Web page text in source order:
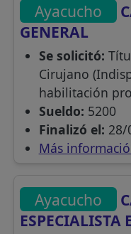
Ayacucho
GENERAL
Se solicitó:
Cirujano
habilitación
Sueldo: 5200
Finalizó el: 28/
Más
Ayacucho
ESPECIALISTA